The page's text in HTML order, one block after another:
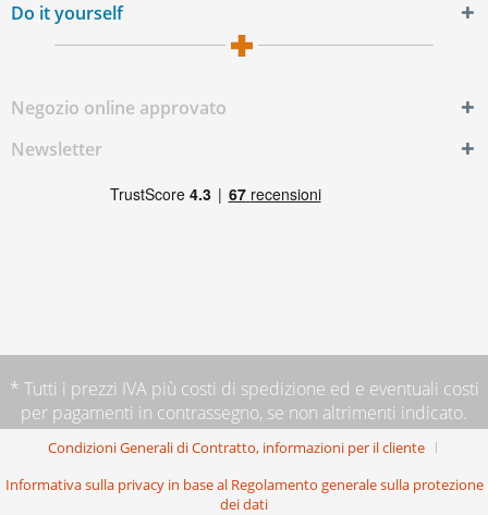
Do it yourself
Negozio online approvato
Newsletter
* Tutti i prezzi IVA più costi di spedizione ed e eventuali costi
per pagamenti in contrassegno, se non altrimenti indicato.
Condizioni Generali di Contratto, informazioni per il cliente
Informativa sulla privacy in base al Regolamento generale sulla protezione
dei dati